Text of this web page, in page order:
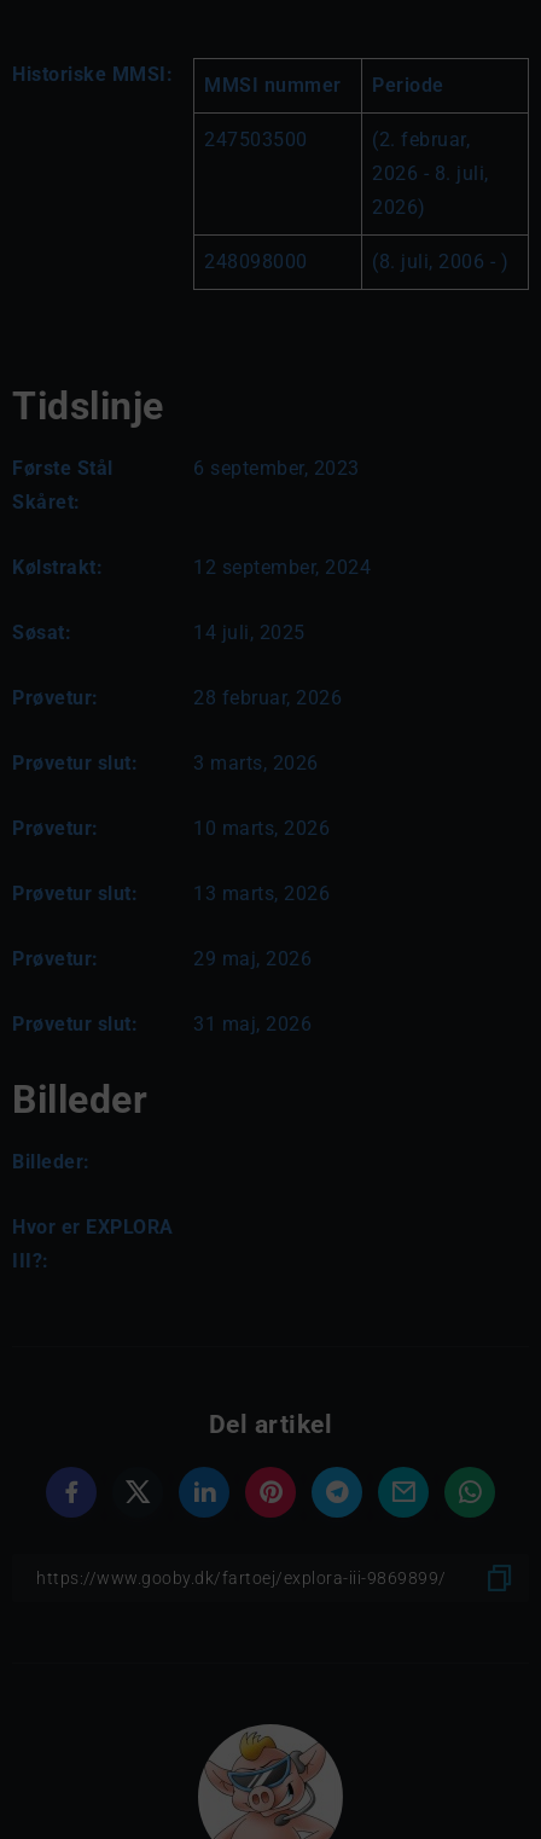
Historiske MMSI: MMSI nummer Periode
247503500
(2. februar,
2026 - 8. juli,
2026)
248098000 (8. juli, 2006 - )
Tidslinje
Første Stål
Skåret:
6 september, 2023
Kølstrakt: 12 september, 2024
Søsat: 14 juli, 2025
Prøvetur: 28 februar, 2026
Prøvetur slut: 3 marts, 2026
Prøvetur: 10 marts, 2026
Prøvetur slut: 13 marts, 2026
Prøvetur: 29 maj, 2026
Prøvetur slut: 31 maj, 2026
Billeder
Billeder:
Hvor er EXPLORA
III?:
Del artikel